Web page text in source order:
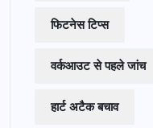
फिटनेस टिप्स
वर्कआउट से पहले जांच
हार्ट अटैक बचाव